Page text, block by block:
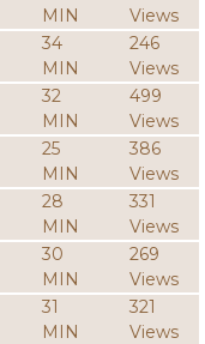
MIN
Views
34
MIN
246
Views
32
MIN
499
Views
25
MIN
386
Views
28
MIN
331
Views
30
MIN
269
Views
31
MIN
321
Views